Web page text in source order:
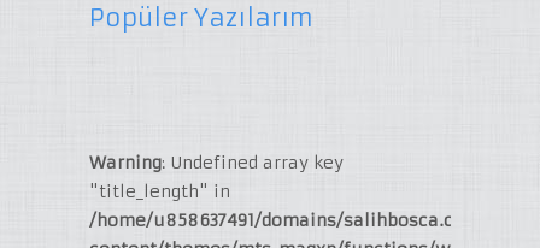
Popüler Yazılarım
Warning: Undefined array key
"title_length" in
/home/u858637491/domains/salihbosca.com/